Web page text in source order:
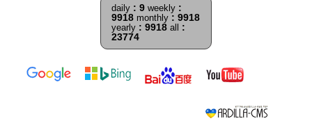
daily : 9 weekly :
9918 monthly : 9918
yearly : 9918 all
:
23774